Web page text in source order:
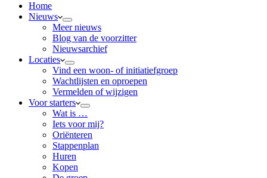
Home
Nieuws
Meer nieuws
Blog van de voorzitter
Nieuwsarchief
Locaties
Vind een woon- of initiatiefgroep
Wachtlijsten en oproepen
Vermelden of wijzigen
Voor starters
Wat is …
Iets voor mij?
Oriënteren
Stappenplan
Huren
Kopen